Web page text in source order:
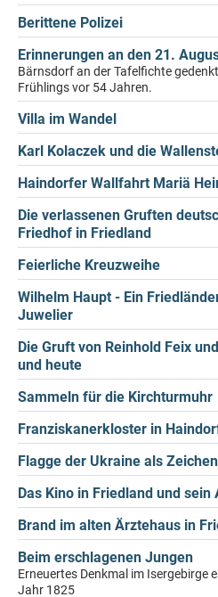
Berittene Polizei
Erinnerungen an den 21.
Bärnsdorf an der Tafelfichte
Frühlings vor 54 Jahren.
Villa im Wandel
Karl Kolaczek und die
Haindorfer Wallfahrt Mariä
Die verlassenen Gruften
Friedhof in Friedland
Feierliche Kreuzweihe
Wilhelm Haupt - Ein
Juwelier
Die Gruft von Reinhold Feix
und heute
Sammeln für die Kirchturmuhr
Franziskanerkloster in
Flagge der Ukraine als
Das Kino in Friedland und sein
Brand im alten Ärztehaus in
Beim erschlagenen Jungen
Erneuertes Denkmal im Isergebirge
Jahr 1825